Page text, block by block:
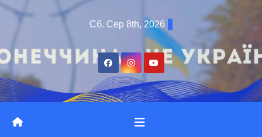
Перейти
Сб. Сер 8th, 2026